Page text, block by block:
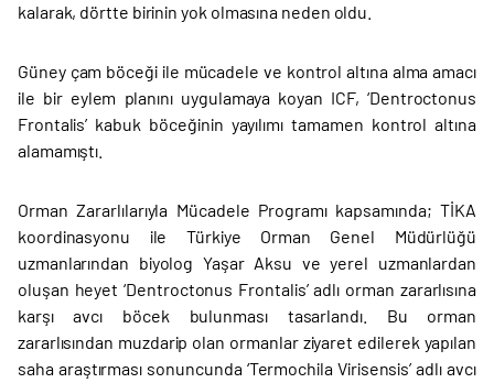
kalarak, dörtte birinin yok olmasına neden oldu.
Güney çam böceği ile mücadele ve kontrol altına alma amacı
ile bir eylem planını uygulamaya koyan ICF, ‘Dentroctonus
Frontalis’ kabuk böceğinin yayılımı tamamen kontrol altına
alamamıştı.
Orman Zararlılarıyla Mücadele Programı kapsamında; TİKA
koordinasyonu ile Türkiye Orman Genel Müdürlüğü
uzmanlarından biyolog Yaşar Aksu ve yerel uzmanlardan
oluşan heyet ‘Dentroctonus Frontalis’ adlı orman zararlısına
karşı avcı böcek bulunması tasarlandı. Bu orman
zararlısından muzdarip olan ormanlar ziyaret edilerek yapılan
saha araştırması sonuncunda ‘Termochila Virisensis’ adlı avcı